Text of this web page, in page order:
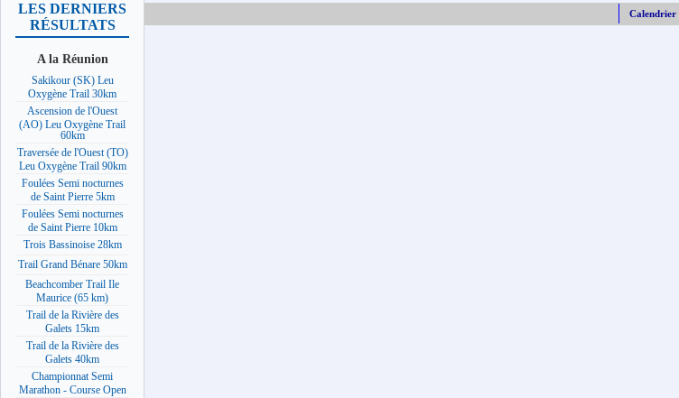
LES DERNIERS
RÉSULTATS
A la Réunion
Sakikour (SK) Leu
Oxygène Trail 30km
Ascension de l'Ouest
(AO) Leu Oxygène Trail
60km
Traversée de l'Ouest (TO)
Leu Oxygène Trail 90km
Foulées Semi nocturnes
de Saint Pierre 5km
Foulées Semi nocturnes
de Saint Pierre 10km
Trois Bassinoise 28km
Trail Grand Bénare 50km
Beachcomber Trail Ile
Maurice (65 km)
Trail de la Rivière des
Galets 15km
Trail de la Rivière des
Galets 40km
Championnat Semi
Marathon - Course Open
Calendrier